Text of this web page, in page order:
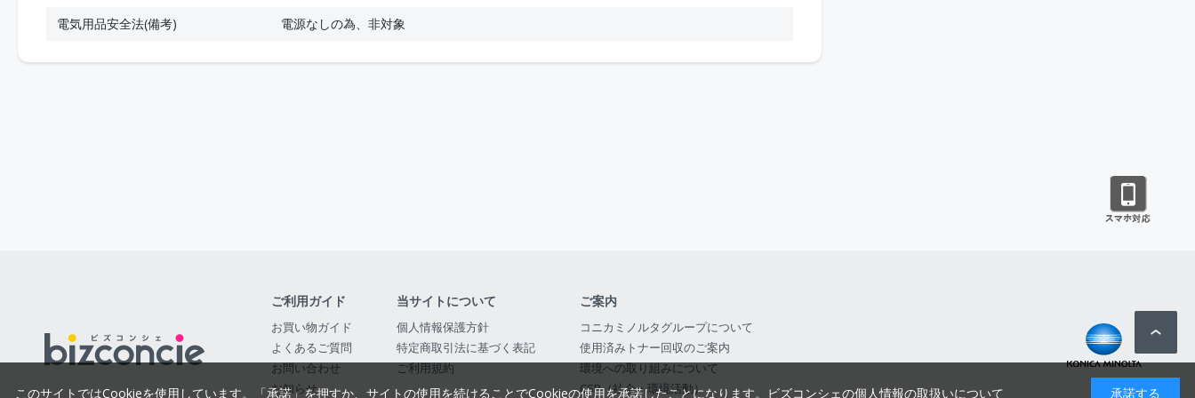
電気用品安全法(備考)
電源なしの為、非対象
ご利用ガイド
お買い物ガイド
よくあるご質問
お問い合わせ
お知らせ
当サイトについて
個人情報保護方針
特定商取引法に基づく表記
ご利用規約
ご案内
コニカミノルタグループについて
使用済みトナー回収のご案内
環境への取り組みについて
CSR（社会・環境活動）
このサイトではCookieを使用しています。「承諾」を押すか、サイトの使用を続けることでCookieの使用を承諾したことになります。 ビズコンシェの個人情報の取扱いについて 承諾する